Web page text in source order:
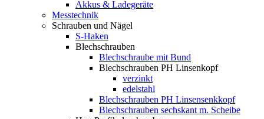
Akkus & Ladegeräte
Messtechnik
Schrauben und Nägel
S-Haken
Blechschrauben
Blechschraube mit Bund
Blechschrauben PH Linsenkopf
verzinkt
edelstahl
Blechschrauben PH Linsensenkkopf
Blechschrauben sechskant m. Scheibe